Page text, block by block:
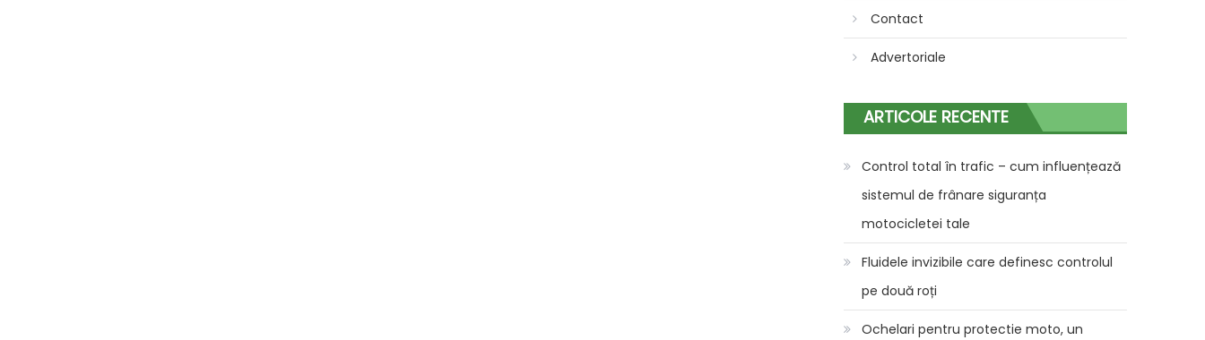
Contact
Advertoriale
ARTICOLE RECENTE
Control total în trafic – cum influențează
sistemul de frânare siguranța
motocicletei tale
Fluidele invizibile care definesc controlul
pe două roți
Ochelari pentru protectie moto, un